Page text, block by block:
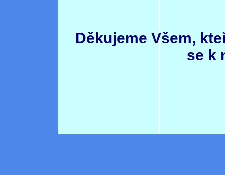
Děkujeme Všem,
se k